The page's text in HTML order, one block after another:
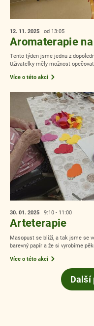
12. 11. 2025 od 13:05
Aromaterapie
Tento týden jsme jednu z
Uživatelky měly možnost opečovat
Více o této akci
30. 01. 2025 9:10 - 11:00
Arteterapie
Masopust se blíží, a tak jsme se
barevný papír a že si vyrobíme
Více o této akci
Další